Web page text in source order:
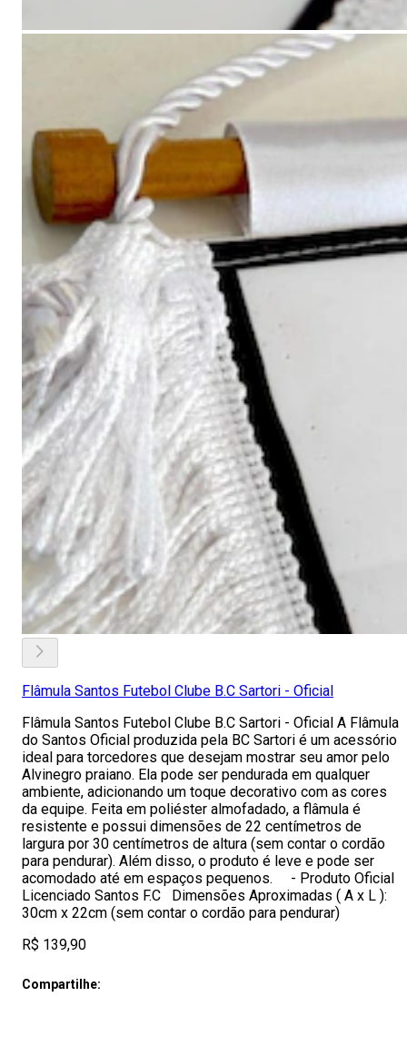
Flâmula Santos Futebol Clube B.C Sartori - Oficial
Flâmula Santos Futebol Clube B.C Sartori - Oficial A Flâmula
do Santos Oficial produzida pela BC Sartori é um acessório
ideal para torcedores que desejam mostrar seu amor pelo
Alvinegro praiano. Ela pode ser pendurada em qualquer
ambiente, adicionando um toque decorativo com as cores
da equipe. Feita em poliéster almofadado, a flâmula é
resistente e possui dimensões de 22 centímetros de
largura por 30 centímetros de altura (sem contar o cordão
para pendurar). Além disso, o produto é leve e pode ser
acomodado até em espaços pequenos. - Produto Oficial
Licenciado Santos F.C Dimensões Aproximadas ( A x L ):
30cm x 22cm (sem contar o cordão para pendurar)
R$ 139,90
Compartilhe: